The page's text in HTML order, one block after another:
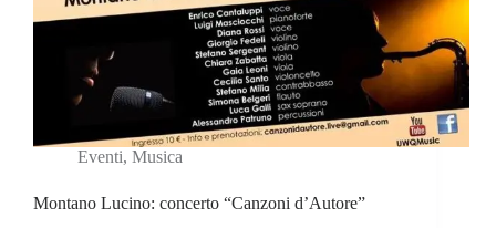
Eventi, Musica
Montano Lucino: concerto “Canzoni d’Autore”